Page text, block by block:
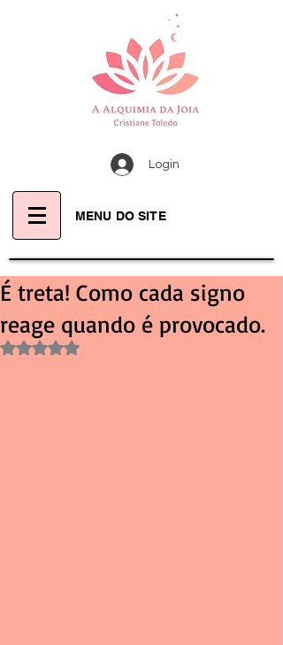
Login
MENU DO SITE
É treta! Como cada signo
reage quando é provocado.
Avaliado com NaN de 5 estrelas.